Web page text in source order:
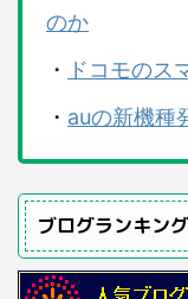
のか
・
ドコモのス
・ auの新機種
ブログランキング